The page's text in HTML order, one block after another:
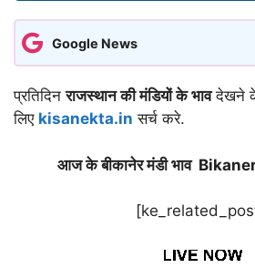
Google News
प्रतिदिनराजस्थान की मंडियों के भावदेखने
लिए kisanekta.in सर्च करे.
आज के बीकानेर मंडी भाव